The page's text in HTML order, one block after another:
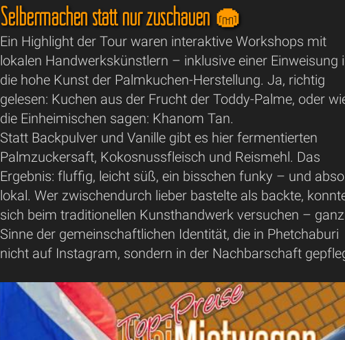
Selbermachen statt nur zuschauen 🧁
Ein Highlight der Tour waren interaktive Workshops mit
lokalen Handwerkskünstlern – inklusive einer Einweisung
die hohe Kunst der Palmkuchen-Herstellung. Ja, richtig
gelesen: Kuchen aus der Frucht der Toddy-Palme, oder
die Einheimischen sagen: Khanom Tan.
Statt Backpulver und Vanille gibt es hier fermentierten
Palmzuckersaft, Kokosnussfleisch und Reismehl. Das
Ergebnis: fluffig, leicht süß, ein bisschen funky – und
lokal. Wer zwischendurch lieber bastelte als backte,
sich beim traditionellen Kunsthandwerk versuchen –
Sinne der gemeinschaftlichen Identität, die in Phetchaburi
nicht auf Instagram, sondern in der Nachbarschaft